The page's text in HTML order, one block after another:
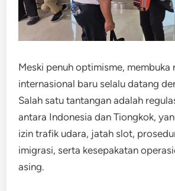
Meski penuh optimisme, membuka
internasional baru selalu datang
Salah satu tantangan adalah
antara Indonesia dan Tiongkok,
izin trafik udara, jatah slot,
imigrasi, serta kesepakatan
asing.